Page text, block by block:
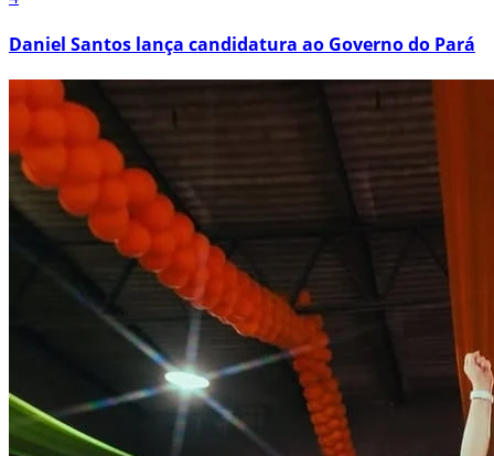
Daniel Santos lança candidatura ao Governo do Pará